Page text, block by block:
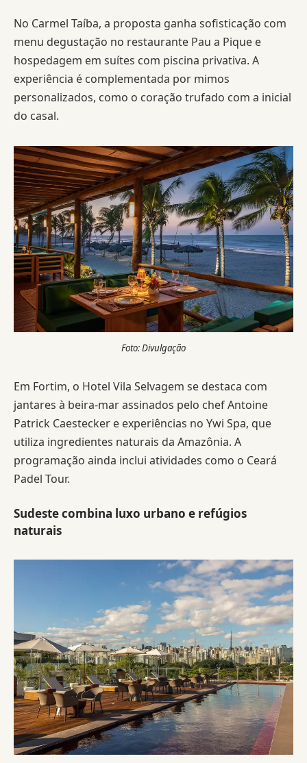
No Carmel Taíba, a proposta ganha sofisticação com
menu degustação no restaurante Pau a Pique e
hospedagem em suítes com piscina privativa. A
experiência é complementada por mimos
personalizados, como o coração trufado com a inicial
do casal.
Foto: Divulgação
Em Fortim, o Hotel Vila Selvagem se destaca com
jantares à beira-mar assinados pelo chef Antoine
Patrick Caestecker e experiências no Ywi Spa, que
utiliza ingredientes naturais da Amazônia. A
programação ainda inclui atividades como o Ceará
Padel Tour.
Sudeste combina luxo urbano e refúgios
naturais